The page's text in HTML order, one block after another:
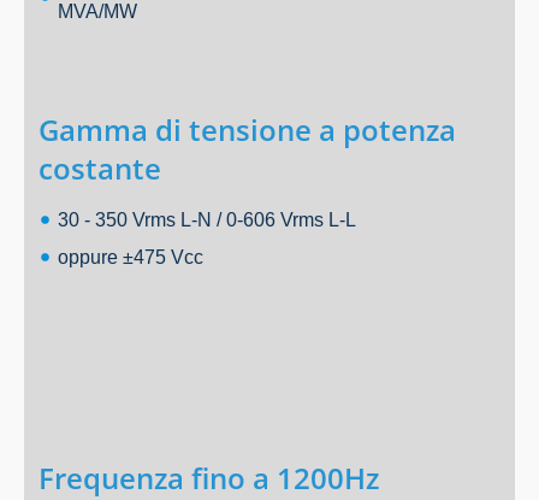
MVA/MW
Gamma di tensione a potenza
costante
30 - 350 Vrms L-N / 0-606 Vrms L-L
oppure ±475 Vcc
Frequenza fino a 1200Hz